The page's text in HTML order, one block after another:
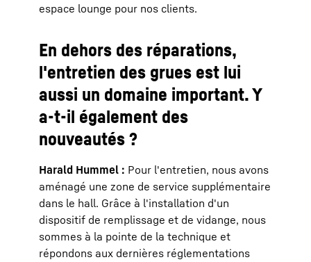
espace lounge pour nos clients.
En dehors des réparations,
l'entretien des grues est lui
aussi un domaine important. Y
a-t-il également des
nouveautés ?
Harald Hummel : Pour l'entretien, nous avons
aménagé une zone de service supplémentaire
dans le hall. Grâce à l'installation d'un
dispositif de remplissage et de vidange, nous
sommes à la pointe de la technique et
répondons aux dernières réglementations